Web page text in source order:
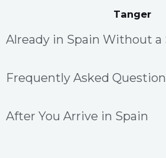
Tanger
Already in Spain Without a
Frequently Asked
After You Arrive in Spain